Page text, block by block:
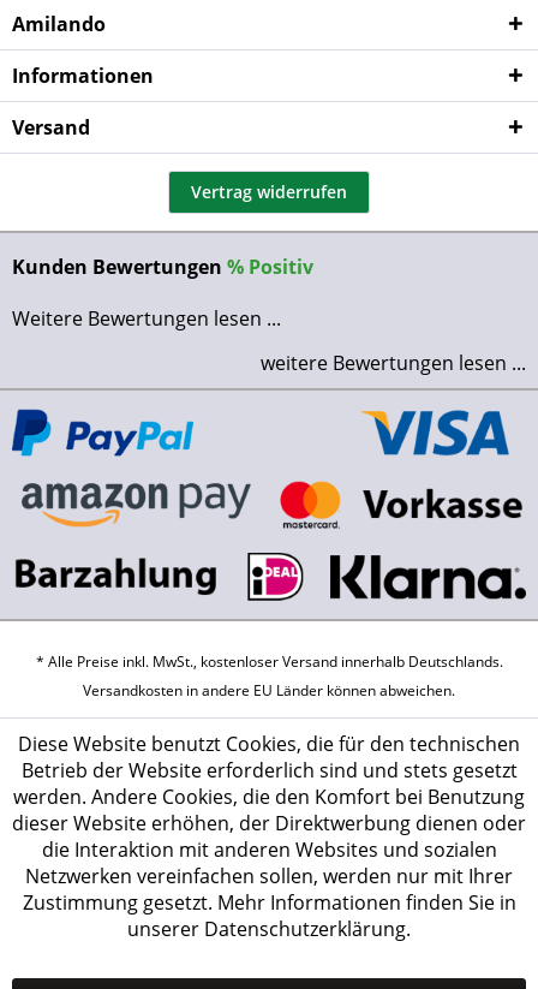
Amilando
Informationen
Versand
Vertrag widerrufen
Kunden Bewertungen % Positiv
Weitere Bewertungen lesen ...
weitere Bewertungen lesen ...
* Alle Preise inkl. MwSt., kostenloser Versand innerhalb Deutschlands.
Versandkosten in andere EU Länder können abweichen.
Diese Website benutzt Cookies, die für den technischen
Betrieb der Website erforderlich sind und stets gesetzt
werden. Andere Cookies, die den Komfort bei Benutzung
dieser Website erhöhen, der Direktwerbung dienen oder
die Interaktion mit anderen Websites und sozialen
Netzwerken vereinfachen sollen, werden nur mit Ihrer
Zustimmung gesetzt. Mehr Informationen finden Sie in
unserer Datenschutzerklärung.